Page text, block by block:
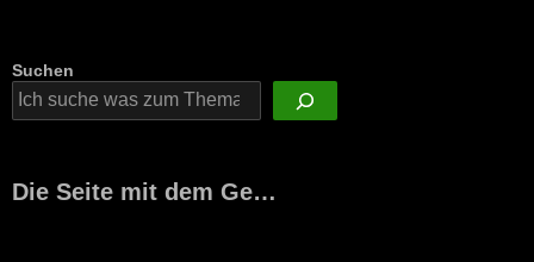
Suchen
Die Seite mit dem Ge…